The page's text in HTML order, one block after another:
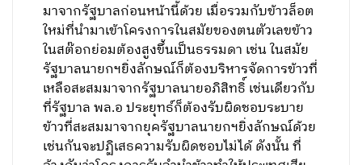
มาจากรัฐบาลก่อนหน้านี้ด้วย เมื่อรวมกับข้าวล็อต
ใหม่ที่นำมาเข้าโครงการในสมัยของตนตัวเลขข้าว
ในสต๊อกย่อมต้องสูงขึ้นเป็นธรรมดา เช่น ในสมัย
รัฐบาลนายกฯยิ่งลักษณ์ก็ต้องบริหารจัดการข้าวที่
เหลือสะสมมาจากรัฐบาลนายอภิสิทธิ์ เช่นเดียวกับ
ที่รัฐบาล พล.อ ประยุทธ์ก็ต้องรับผิดชอบระบาย
ข้าวที่สะสมมาจากยุครัฐบาลนายกฯยิ่งลักษณ์ด้วย
เช่นกันจะปฏิเสธความรับผิดชอบไม่ได้ ดังนั้น ที่